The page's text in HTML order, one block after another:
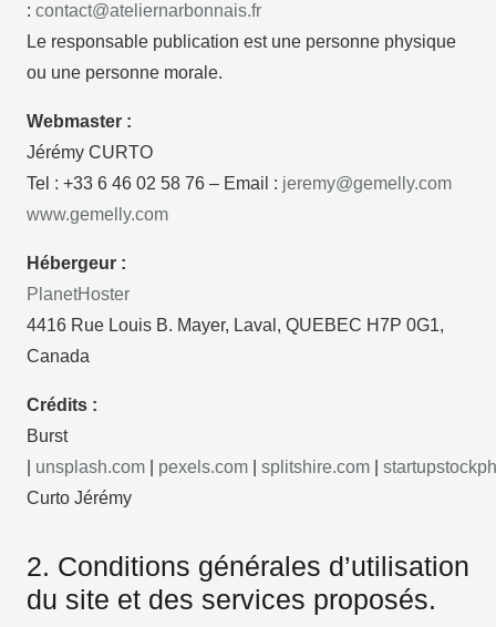
: contact@ateliernarbonnais.fr
Le responsable publication est une personne physique
ou une personne morale.
Webmaster :
Jérémy CURTO
Tel : +33 6 46 02 58 76 – Email : jeremy@gemelly.com
www.gemelly.com
Hébergeur :
PlanetHoster
4416 Rue Louis B. Mayer, Laval, QUEBEC H7P 0G1,
Canada
Crédits :
Burst
unsplash.com pexels.com splitshire.com
Curto Jérémy
2. Conditions générales d’utilisation
du site et des services proposés.